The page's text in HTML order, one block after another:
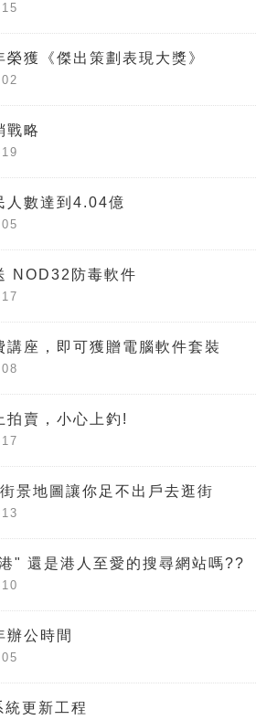
榮獲《傑出策劃表現大獎》
戰略
人數達到4.04億
NOD32防毒軟件
講座，即可獲贈電腦軟件套裝
拍賣，小心上釣!
景地圖讓你足不出戶去逛街
" 還是港人至愛的搜尋網站嗎??
辦公時間
更新工程